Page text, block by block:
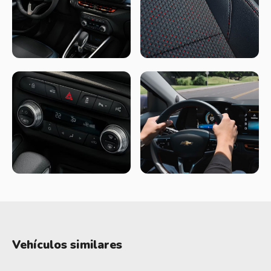
de seis marchas, sólo con 1.0T.
Diseño
Pierde juventud en pos de una imagen más estatutaria y con
más atención al detalle. Están muy bien, pero son más serios.
Les va a costar captar a los más jóvenes con el Onix, un auto
más orientado a centennials.
Respecto a los anteriores Onix y Prisma, los nuevos son 23 y
19 cm más largos (416 y 447 cm, respectivamente), la
distancia entre ejes es de 2 y 7 centímetros más larga (255
En cuanto a las llantas, el Onix LT trae de 15" y el Premier de
Vehículos similares